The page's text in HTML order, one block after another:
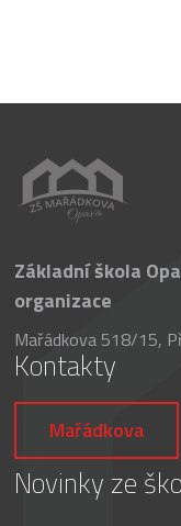
Základní škola
organizace
Mařádkova 518/15,
Kontakty
Mařádkova
Novinky ze